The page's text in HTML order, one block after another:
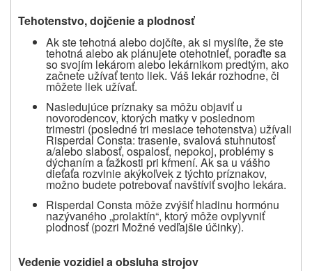
Tehotenstvo, dojčenie a plodnosť
Ak ste tehotná alebo dojčíte, ak si myslíte, že ste
tehotná alebo ak plánujete otehotnieť, poraďte sa
so svojím lekárom alebo lekárnikom predtým, ako
začnete užívať tento liek. Váš lekár rozhodne, či
môžete liek užívať.
Nasledujúce príznaky sa môžu objaviť u
novorodencov, ktorých matky v poslednom
trimestri (posledné tri mesiace tehotenstva) užívali
Risperdal Consta: trasenie, svalová stuhnutosť
a/alebo slabosť, ospalosť, nepokoj, problémy s
dýchaním a ťažkosti pri kŕmení. Ak sa u vášho
dieťaťa rozvinie akýkoľvek z týchto príznakov,
možno budete potrebovať navštíviť svojho lekára.
Risperdal Consta môže zvýšiť hladinu hormónu
nazývaného „prolaktín“, ktorý môže ovplyvniť
plodnosť (pozri Možné vedľajšie účinky).
Vedenie vozidiel a obsluha strojov